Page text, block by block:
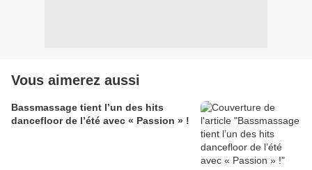
Vous aimerez aussi
Bassmassage tient l’un des hits
dancefloor de l’été avec « Passion » !